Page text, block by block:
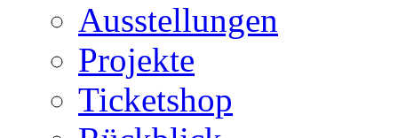
Ausstellungen
Projekte
Ticketshop